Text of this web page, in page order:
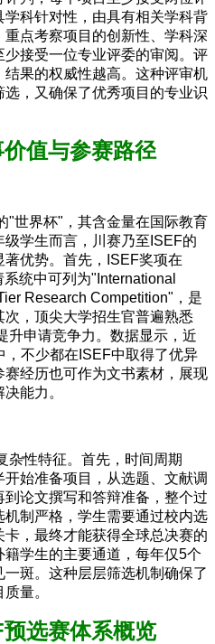
科针对性，由具有相关学科背
点考察项目的创新性、学科深
接受一位专业评委的审阅。评
果的权威性越高。这种评审机
，又确保了优秀项目的专业识
值与参赛路径
"世界杯"，其含金量在国际教育
学生而言，川赛乃至ISEF的
优势。首先，ISEF奖项在
统中可列为"International
Research Competition"，是
，顶尖大学招生官普遍熟悉
升申请竞争力。数据显示，近
不少都在ISEF中取得了优异
经历也可作为文书素材，展现
能力。
杂性特征。首先，时间周期
始准备项目，从选题、文献调
论文撰写和答辩准备，整个过
制严格，学生需要通过校内选
，最终才能获得全球总决赛的
学生的主要通道，每年仅5个
斑。这种层层筛选机制确保了
量。
选赛体系概览